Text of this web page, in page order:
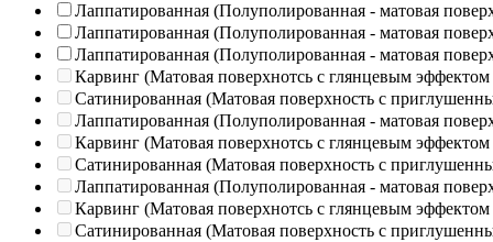
Лаппатированная (Полуполированная - матовая
Лаппатированная (Полуполированная - матовая
Лаппатированная (Полуполированная - матовая
Карвинг (Матовая поверхнотсь с глянцевым эффектом
Сатинированная (Матовая поверхность с
Лаппатированная (Полуполированная - матовая
Карвинг (Матовая поверхнотсь с глянцевым эффектом
Сатинированная (Матовая поверхность с
Лаппатированная (Полуполированная - матовая
Карвинг (Матовая поверхнотсь с глянцевым эффектом
Сатинированная (Матовая поверхность с